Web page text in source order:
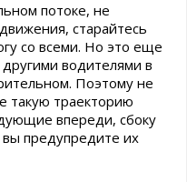
потоке, не
старайтесь
со всеми. Но это еще
водителями в
Поэтому не
такую траекторию
впереди, сбоку
вы предупредите их